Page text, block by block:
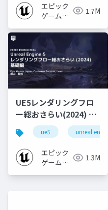
エピック
ゲームズ
1.7M
UE5レンダリングフロ
ー総おさらい(2024) 基
礎編！
[CEDEC+KYUSHU
2024]
ue5 unreal engine
エピック
ゲームズ
1.3M